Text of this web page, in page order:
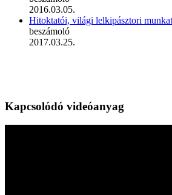
2016.03.05.
Hitoktatói, világi lelkipásztori
beszámoló
2017.03.25.
Kapcsolódó videóanyag